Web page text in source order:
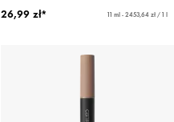
26,99 zł*
11 ml - 2453,64 zł / 1 l